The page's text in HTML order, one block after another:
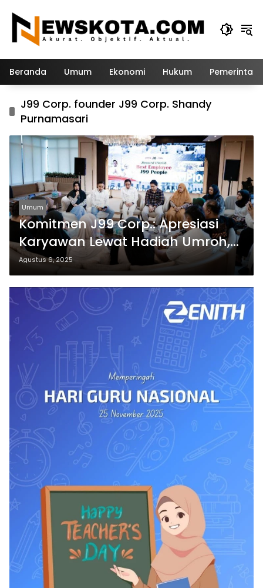
konten
Beranda Umum Ekonomi Hukum
J99 Corp. founder J99 Corp. Shandy
Purnamasari
Umum
Komitmen J99 Corp.: Apresiasi
Karyawan Lewat Hadiah Umroh,
Bukan Hanya Materi
Agustus 6, 2025